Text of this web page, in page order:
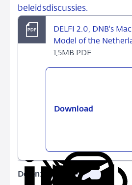
beleidsdiscussies.
DELFI 2.0, DNB's
Model of the
1,5MB PDF
Download
Policy
Model
of
Delen:
Deel
DeelDeelKopieer